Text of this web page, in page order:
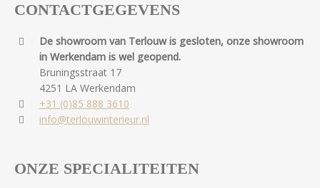
CONTACTGEGEVENS
De showroom van Terlouw is gesloten, onze showroom
in Werkendam is wel geopend.
Bruningsstraat 17
4251 LA Werkendam
+31 (0)85 888 3610
info@terlouwinterieur.nl
ONZE SPECIALITEITEN